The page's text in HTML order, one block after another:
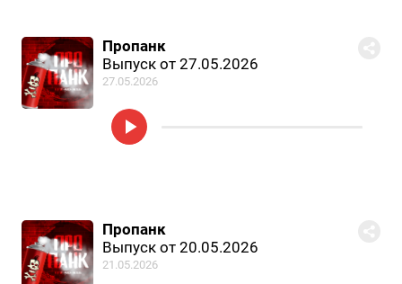
Пропанк
Выпуск от 27.05.2026
27.05.2026
Пропанк
Выпуск от 20.05.2026
21.05.2026